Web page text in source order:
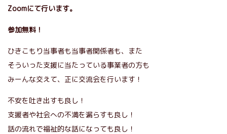
Zoomにて行います。
参加無料！
ひきこもり当事者も当事者関係者も、また
そういった支援に当たっている事業者の方も
みーんな交えて、正に交流会を行います！
不安を吐き出すも良し！
支援者や社会への不満を漏らすも良し！
話の流れで福祉的な話になっても良し！